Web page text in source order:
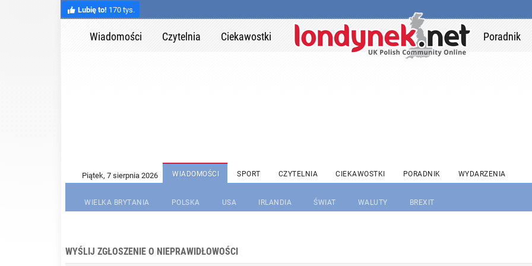
Lubię to! 170 tys.
Wiadomości Czytelnia Ciekawostki Poradnik
WIADOMOŚCI SPORT CZYTELNIA CIEKAWOSTKI PORADNIK WYDARZENIA
WIELKA BRYTANIA POLSKA USA IRLANDIA ŚWIAT WALUTY BREXIT
WYŚLIJ ZGŁOSZENIE O NIEPRAWIDŁOWOŚCI